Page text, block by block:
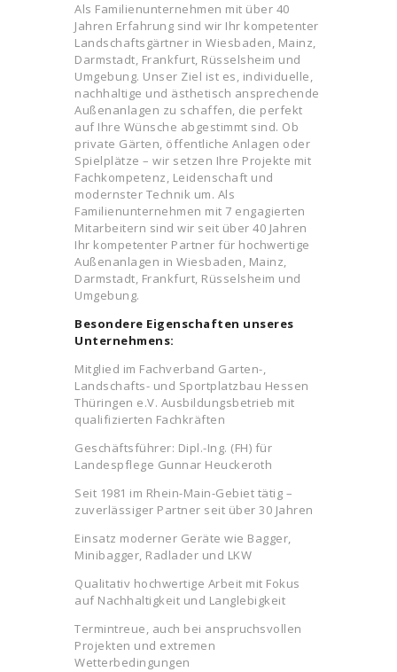
Als Familienunternehmen mit über 40
Jahren Erfahrung sind wir Ihr kompetenter
Landschaftsgärtner in Wiesbaden, Mainz,
Darmstadt, Frankfurt, Rüsselsheim und
Umgebung. Unser Ziel ist es, individuelle,
nachhaltige und ästhetisch ansprechende
Außenanlagen zu schaffen, die perfekt
auf Ihre Wünsche abgestimmt sind. Ob
private Gärten, öffentliche Anlagen oder
Spielplätze – wir setzen Ihre Projekte mit
Fachkompetenz, Leidenschaft und
modernster Technik um. Als
Familienunternehmen mit 7 engagierten
Mitarbeitern sind wir seit über 40 Jahren
Ihr kompetenter Partner für hochwertige
Außenanlagen in Wiesbaden, Mainz,
Darmstadt, Frankfurt, Rüsselsheim und
Umgebung.
Besondere Eigenschaften unseres
Unternehmens:
Mitglied im Fachverband Garten-,
Landschafts- und Sportplatzbau Hessen
Thüringen e.V. Ausbildungsbetrieb mit
qualifizierten Fachkräften
Geschäftsführer: Dipl.-Ing. (FH) für
Landespflege Gunnar Heuckeroth
Seit 1981 im Rhein-Main-Gebiet tätig –
zuverlässiger Partner seit über 30 Jahren
Einsatz moderner Geräte wie Bagger,
Minibagger, Radlader und LKW
Qualitativ hochwertige Arbeit mit Fokus
auf Nachhaltigkeit und Langlebigkeit
Termintreue, auch bei anspruchsvollen
Projekten und extremen
Wetterbedingungen